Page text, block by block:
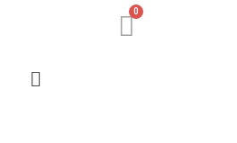
0